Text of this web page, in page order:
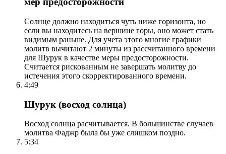
Солнце должно находиться чуть ниже горизонта, но
если вы находитесь на вершине горы, оно может стать
видимым раньше. Для учета этого многие графики
молитв вычитают 2 минуты из рассчитанного времени
для Шурук в качестве меры предосторожности.
Считается рискованным не завершать молитву до
истечения этого скорректированного времени.
4:49
Шурук (восход солнца)
Восход солнца расчитывается. В большинстве случаев
молитва Фаджр была бы уже слишком поздно.
5:34